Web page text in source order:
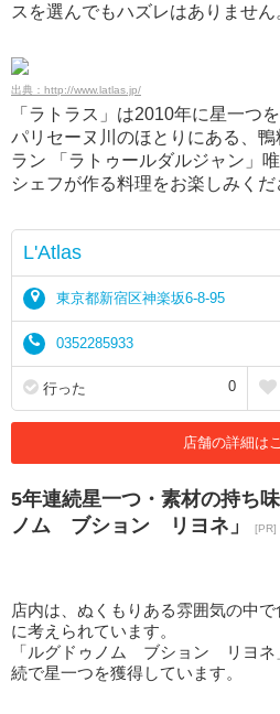
スを選んでもハズレはありません
出典：http://www.latlas.jp/
「ラトラス」は2010年に星一つ
パリセーヌ川のほとりにある、
ラン 「ラトゥールダルジャン」
シェフが作る料理をお楽しみくだ
L'Atlas
東京都新宿区神楽坂6-8-95
0352285933
行った 0
店舗の詳細は
5年連続星一つ・素材の持ち
ノム ブション リヨネ」
[PR]
店内は、ぬくもりある雰囲気の中
に考えられています。
「ルグドゥノム ブション リヨネ
続で星一つを獲得しています。